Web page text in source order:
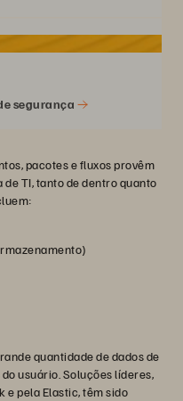
segurança
pacotes e fluxos provêm
TI, tanto de dentro quanto
quantidade de dados de
usuário. Soluções líderes,
e pela Elastic, têm sido